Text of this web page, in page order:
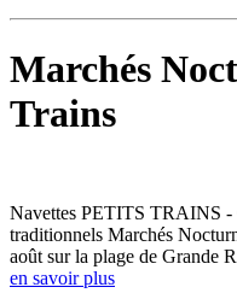
Marchés
Trains
Navettes PETITS TRAINS
traditionnels Marchés
août sur la plage de Grande
en savoir plus